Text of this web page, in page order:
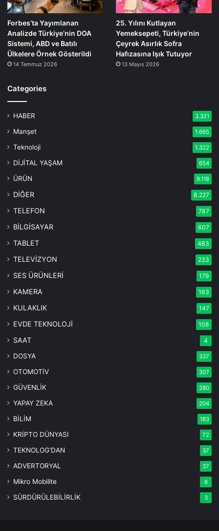
Forbes’ta Yayımlanan
Analizde Türkiye’nin DOA
Sistemi, ABD ve Batılı
Ülkelere Örnek Gösterildi
14 Temmuz 2026
25. Yılını Kutlayan
Yemeksepeti, Türkiye’nin
Çeyrek Asırlık Sofra
Hafızasına Işık Tutuyor
13 Mayıs 2026
Categories
HABER 3.321
Manşet 1.665
Teknoloji 1.322
DİJİTAL YAŞAM 654
ÜRÜN 9.118
DİĞER 8.227
TELEFON 787
BİLGİSAYAR 607
TABLET 483
TELEVİZYON 233
SES ÜRÜNLERİ 179
KAMERA 163
KULAKLIK 147
EVDE TEKNOLOJİ 108
SAAT 4
DOSYA 337
OTOMOTİV 307
GÜVENLİK 280
YAPAY ZEKA 204
BİLİM 183
KRİPTO DÜNYASI 72
TEKNOLOG'DAN 37
ADVERTORYAL 37
Mikro Mobilite 6
SÜRDÜRÜLEBİLİRLİK 3